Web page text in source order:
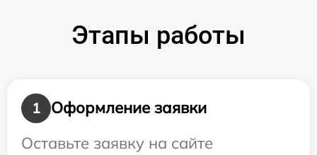
Этапы работы
1
Оформление заявки
Оставьте заявку на сайте